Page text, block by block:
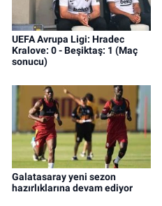
UEFA Avrupa Ligi: Hradec
Kralove: 0 - Beşiktaş: 1 (Maç
sonucu)
Galatasaray yeni sezon
hazırlıklarına devam ediyor